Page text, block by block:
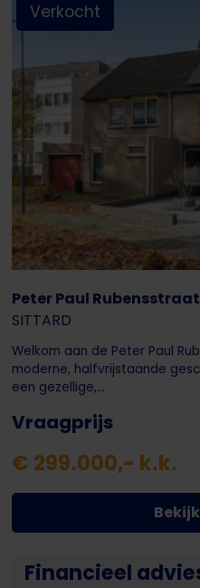
Verkocht
Peter Paul
SITTARD
Welkom aan de Peter Paul
moderne, halfvrijstaande
een gezellige,...
Vraagprijs
€ 299.000,- k.k.
Financieel